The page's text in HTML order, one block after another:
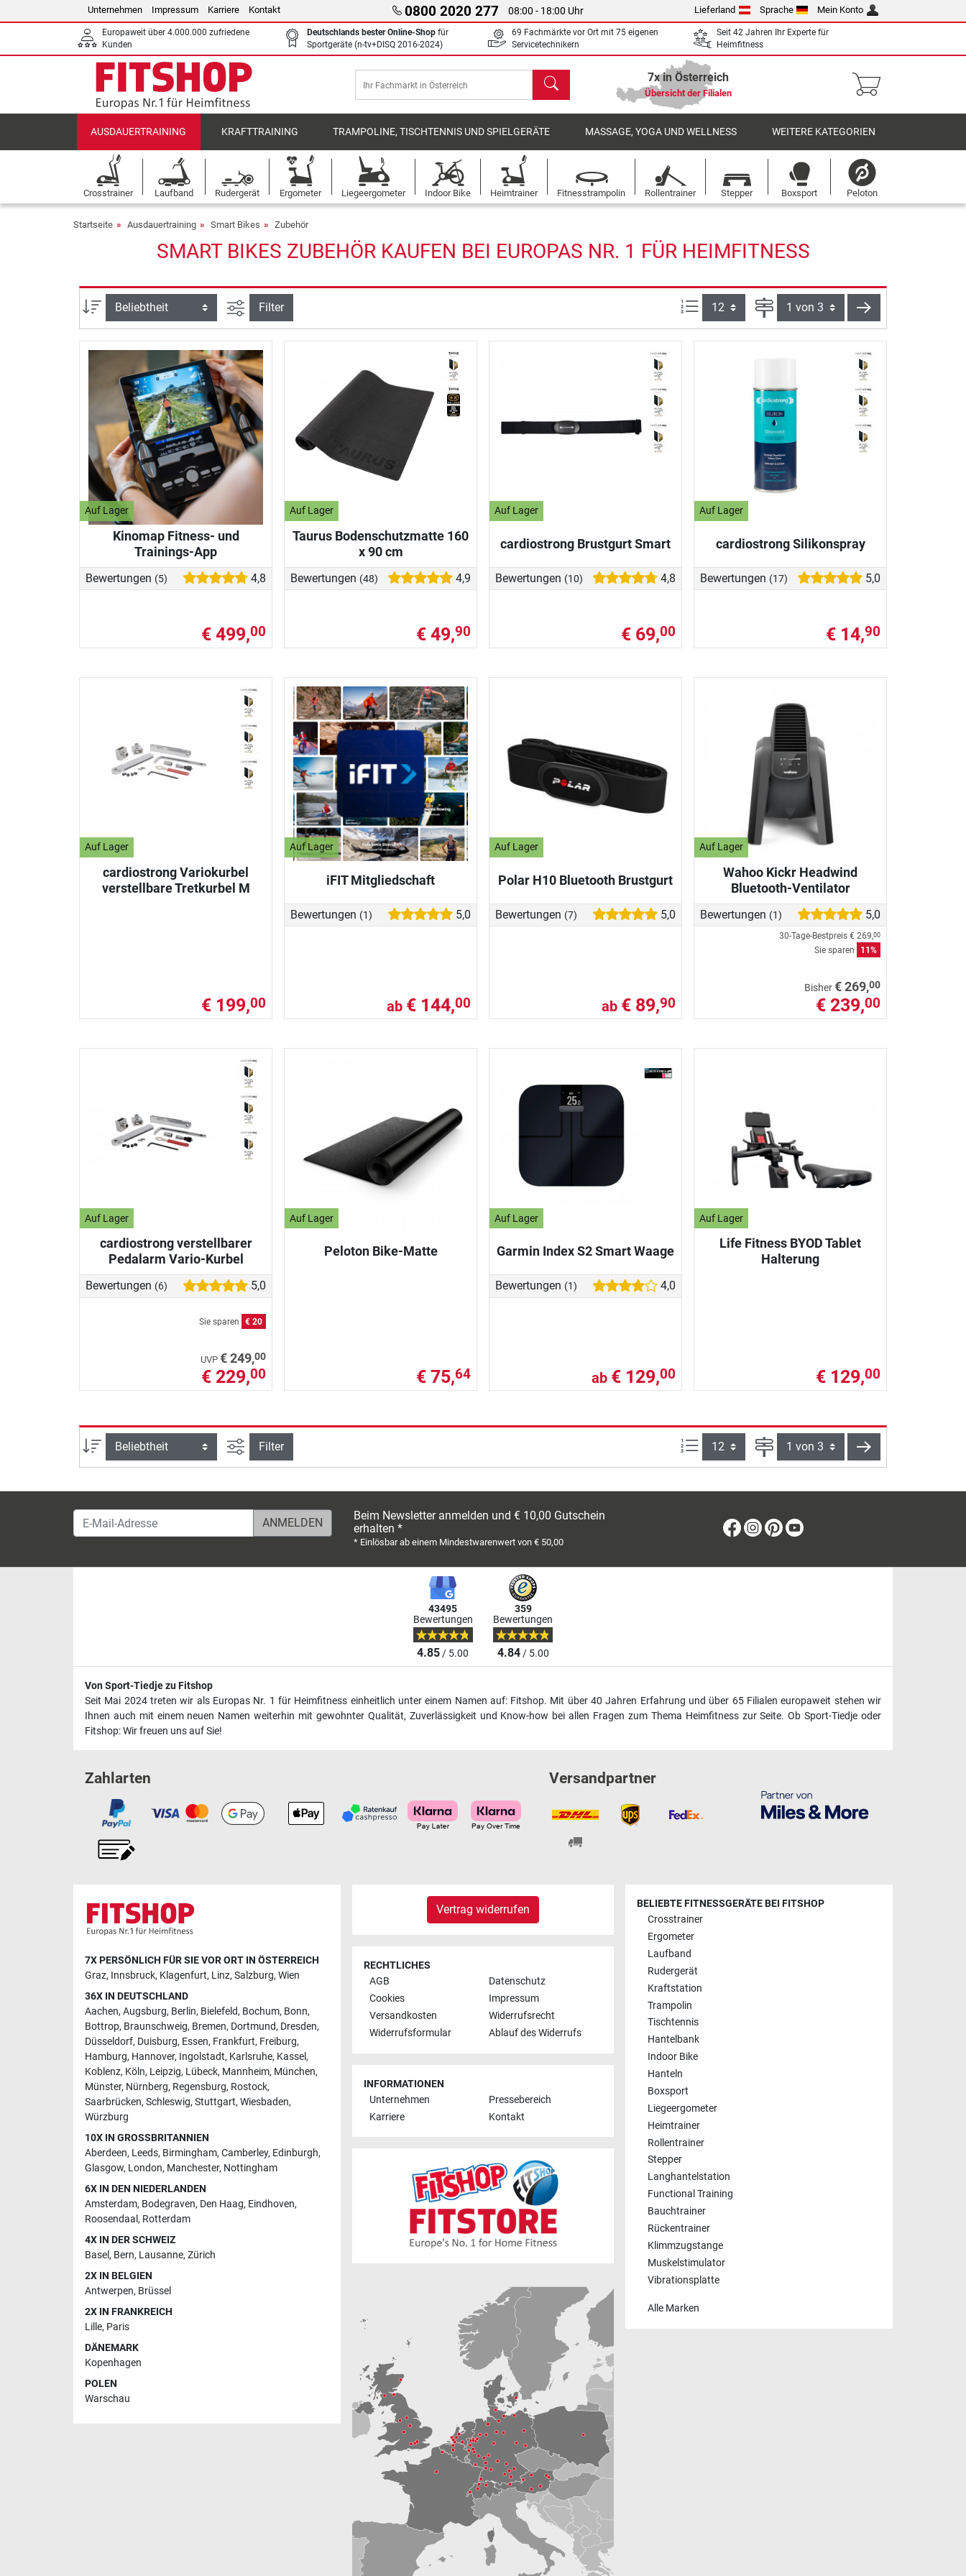
Unternehmen Impressum Karriere Kontakt 0800 2020 277 08:00 - 18:00 Uhr Lieferland Sprache Mein Konto
Europaweit über 4.000.000 zufriedene
Kunden
Deutschlands bester Online-Shop für
Sportgeräte (n-tv+DISQ 2016-2024)
69 Fachmärkte vor Ort mit 75 eigenen
Servicetechnikern
Seit 42 Jahren Ihr Experte für
Heimfitness
Suchen 7x in Österreich
Übersicht der Filialen
AUSDAUERTRAINING KRAFTTRAINING TRAMPOLINE, TISCHTENNIS UND SPIELGERÄTE MASSAGE, YOGA UND WELLNESS WEITERE KATEGORIEN
Crosstrainer Laufband Rudergerät Ergometer Liegeergometer Indoor Bike Heimtrainer Fitnesstrampolin Rollentrainer Stepper Boxsport Peloton
Startseite Ausdauertraining Smart Bikes Zubehör
SMART BIKES ZUBEHÖR KAUFEN BEI EUROPAS NR. 1 FÜR HEIMFITNESS
Sortierung Ansicht filtern
Filter Artikel pro Seite: Seite weiter
Auf Lager
Kinomap Fitness- und
Trainings-App
Bewertungen (5) 4,8
€ 499,00
Auf Lager
Taurus Bodenschutzmatte 160
x 90 cm
Bewertungen (48) 4,9
€ 49,90
Auf Lager
cardiostrong Brustgurt Smart
Bewertungen (10) 4,8
€ 69,00
Auf Lager
cardiostrong Silikonspray
Bewertungen (17) 5,0
€ 14,90
Auf Lager
cardiostrong Variokurbel
verstellbare Tretkurbel M
€ 199,00
Auf Lager
iFIT Mitgliedschaft
Bewertungen (1) 5,0
ab € 144,00
Auf Lager
Polar H10 Bluetooth Brustgurt
Bewertungen (7) 5,0
ab € 89,90
Auf Lager
Wahoo Kickr Headwind
Bluetooth-Ventilator
Bewertungen (1) 5,0
30-Tage-Bestpreis € 269,00
Sie sparen 11%
Bisher€ 269,00
€ 239,00
Auf Lager
cardiostrong verstellbarer
Pedalarm Vario-Kurbel
Bewertungen (6) 5,0
Sie sparen € 20
UVP € 249,00
€ 229,00
Auf Lager
Peloton Bike-Matte
€ 75,64
Auf Lager
Garmin Index S2 Smart Waage
Bewertungen (1) 4,0
ab € 129,00
Auf Lager
Life Fitness BYOD Tablet
Halterung
€ 129,00
Sortierung Ansicht filtern
Filter Artikel pro Seite: Seite weiter
E-Mail-Adresse
Beim Newsletter anmelden und € 10,00 Gutschein
erhalten *
* Einlösbar ab einem Mindestwarenwert von € 50,00
Facebook
Instagram
Pinterest
43495
Bewertungen
4.85/ 5.00
359
Bewertungen
4.84/ 5.00
Von Sport-Tiedje zu Fitshop
Seit Mai 2024 treten wir als Europas Nr. 1 für Heimfitness einheitlich unter einem Namen auf: Fitshop. Mit über 40 Jahren Erfahrung und über 65 Filialen europaweit stehen wir
Ihnen auch mit einem neuen Namen weiterhin mit gewohnter Qualität, Zuverlässigkeit und Know-how bei allen Fragen zum Thema Heimfitness zur Seite. Ob Sport-Tiedje oder
Fitshop: Wir freuen uns auf Sie!
Zahlarten Versandpartner
7X PERSÖNLICH FÜR SIE VOR ORT IN ÖSTERREICH
Graz, Innsbruck, Klagenfurt, Linz, Salzburg, Wien
36X IN DEUTSCHLAND
Aachen, Augsburg, Berlin, Bielefeld, Bochum, Bonn,
Bottrop, Braunschweig, Bremen, Dortmund, Dresden,
Düsseldorf, Duisburg, Essen, Frankfurt, Freiburg,
Hamburg, Hannover, Ingolstadt, Karlsruhe, Kassel,
Koblenz, Köln, Leipzig, Lübeck, Mannheim, München,
Münster, Nürnberg, Regensburg, Rostock,
Saarbrücken, Schleswig, Stuttgart, Wiesbaden,
Würzburg
10X IN GROSSBRITANNIEN
Aberdeen, Leeds, Birmingham, Camberley, Edinburgh,
Glasgow, London, Manchester, Nottingham
6X IN DEN NIEDERLANDEN
Amsterdam, Bodegraven, Den Haag, Eindhoven,
Roosendaal , Rotterdam
4X IN DER SCHWEIZ
Basel, Bern, Lausanne, Zürich
2X IN BELGIEN
Antwerpen, Brüssel
2X IN FRANKREICH
Lille, Paris
DÄNEMARK
Kopenhagen
POLEN
Warschau
Vertrag widerrufen
RECHTLICHES
AGB
Datenschutz
Cookies
Impressum
Versandkosten
Widerrufsrecht
Widerrufsformular
Ablauf des Widerrufs
INFORMATIONEN
Unternehmen
Pressebereich
Karriere
Kontakt
BELIEBTE FITNESSGERÄTE BEI FITSHOP
Crosstrainer
Ergometer
Laufband
Rudergerät
Kraftstation
Trampolin
Tischtennis
Hantelbank
Indoor Bike
Hanteln
Boxsport
Liegeergometer
Heimtrainer
Rollentrainer
Stepper
Langhantelstation
Functional Training
Bauchtrainer
Rückentrainer
Klimmzugstange
Muskelstimulator
Vibrationsplatte
Alle Marken